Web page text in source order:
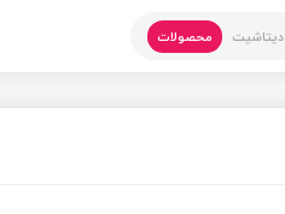
دیتاشیت محصولات